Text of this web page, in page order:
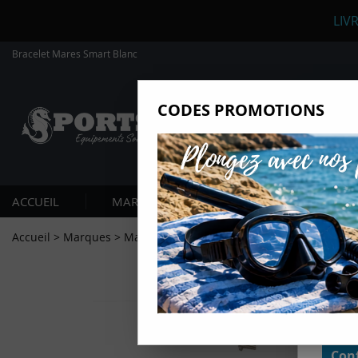
Bracelet Mares Smart Blanc
ACCUEIL MARQUES PLONGÉE SOUS-
Accueil > Marques > Mares >Bracelet Mares Smart Blanc
Ils
Certains
non
cliquant
CODES PROMOTIONS